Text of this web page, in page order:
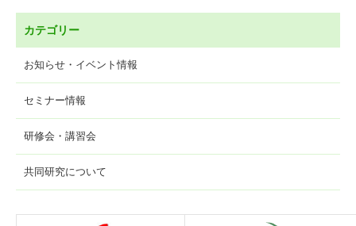
カテゴリー
お知らせ・イベント情報
セミナー情報
研修会・講習会
共同研究について